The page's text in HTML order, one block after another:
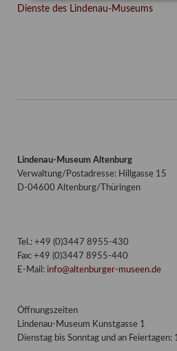
Dienste des Lindenau-Museums
Lindenau-Museum Altenburg
Verwaltung/Postadresse: Hillgasse 15
D-04600 Altenburg/Thüringen
Tel.: +49 (0)3447 8955-430
Fax: +49 (0)3447 8955-440
E-Mail: info@altenburger-museen.de
Öffnungszeiten
Lindenau-Museum Kunstgasse 1
Dienstag bis Sonntag und an